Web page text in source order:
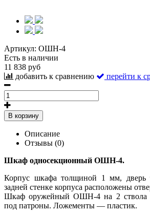
Артикул: ОШН-4
Есть в наличии
11 838 руб
добавить к сравнению
перейти к
В корзину
Описание
Отзывы (0)
Шкаф односекционный ОШН-4.
Корпус шкафа толщиной 1 мм,
задней стенке корпуса расположены
Шкаф оружейный ОШН-4 на 2 ствола
под патроны. Ложементы — пластик.